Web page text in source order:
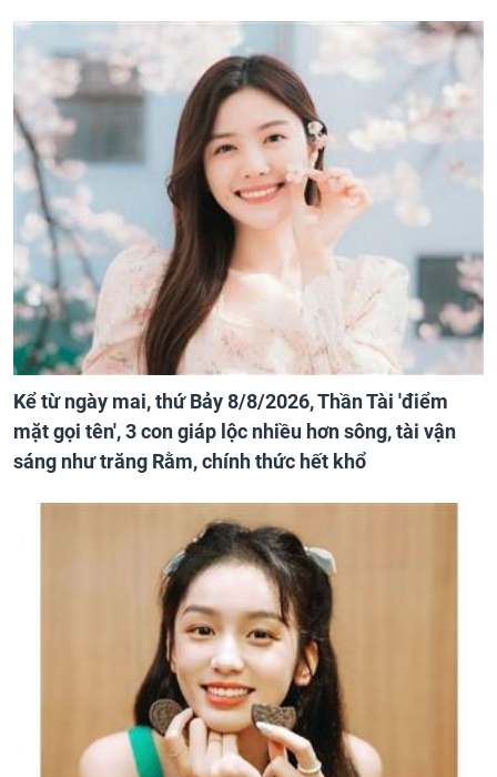
Kể từ ngày mai, thứ Bảy 8/8/2026, Thần Tài 'điểm
mặt gọi tên', 3 con giáp lộc nhiều hơn sông, tài vận
sáng như trăng Rằm, chính thức hết khổ